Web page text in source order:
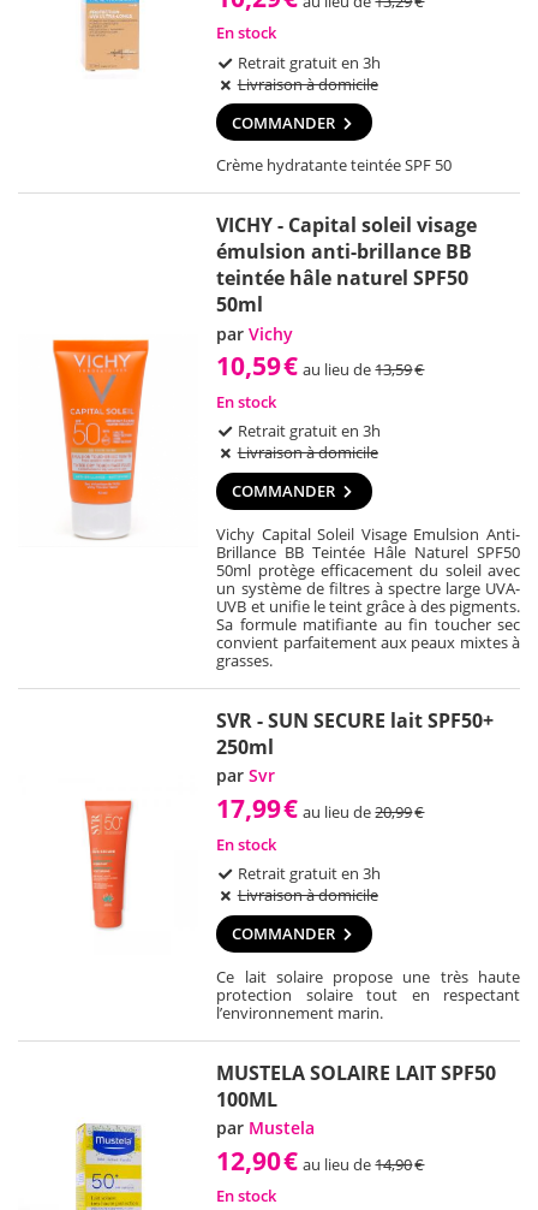
En stock
Retrait gratuit en 3h
Livraison à domicile
COMMANDER
Crème hydratante teintée SPF 50
VICHY - Capital soleil visage
émulsion anti-brillance BB
teintée hâle naturel SPF50
50ml
parVichy
10,59€ au lieu de13,59€
En stock
Retrait gratuit en 3h
Livraison à domicile
COMMANDER
Vichy Capital Soleil Visage Emulsion Anti-
Brillance BB Teintée Hâle Naturel SPF50
50ml protège efficacement du soleil avec
un système de filtres à spectre large UVA-
UVB et unifie le teint grâce à des pigments.
Sa formule matifiante au fin toucher sec
convient parfaitement aux peaux mixtes à
grasses.
SVR - SUN SECURE lait SPF50+
250ml
parSvr
17,99€ au lieu de20,99€
En stock
Retrait gratuit en 3h
Livraison à domicile
COMMANDER
Ce lait solaire propose une très haute
protection solaire tout en respectant
l’environnement marin.
MUSTELA SOLAIRE LAIT SPF50
100ML
par Mustela
12,90€ au lieu de14,90€
En stock